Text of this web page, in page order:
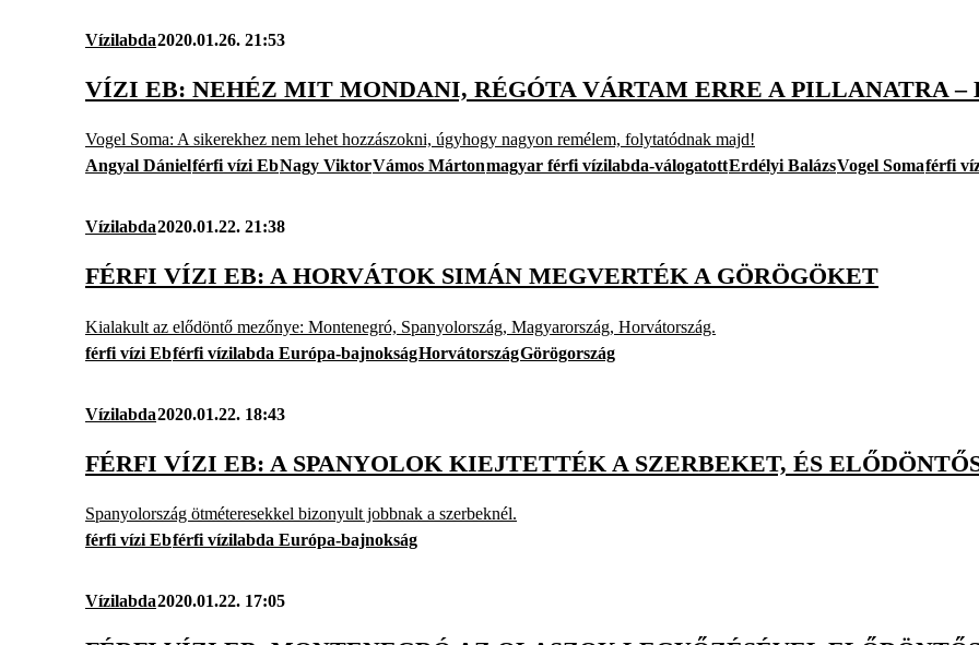
Vízilabda2020.01.26. 21:53
VÍZI EB: NEHÉZ MIT MONDANI, RÉGÓTA VÁRTAM ERRE A PILLANATRA –
Vogel Soma: A sikerekhez nem lehet hozzászokni, úgyhogy nagyon remélem, folytatódnak majd!
Angyal Dánielférfi vízi EbNagy ViktorVámos Mártonmagyar férfi vízilabda-válogatottErdélyi BalázsVogel Somaférfi
Vízilabda2020.01.22. 21:38
FÉRFI VÍZI EB: A HORVÁTOK SIMÁN MEGVERTÉK A GÖRÖGÖKET
Kialakult az elődöntő mezőnye: Montenegró, Spanyolország, Magyarország, Horvátország.
férfi vízi Ebférfi vízilabda Európa-bajnokságHorvátországGörögország
Vízilabda2020.01.22. 18:43
FÉRFI VÍZI EB: A SPANYOLOK KIEJTETTÉK A SZERBEKET, ÉS
Spanyolország ötméteresekkel bizonyult jobbnak a szerbeknél.
férfi vízi Ebférfi vízilabda Európa-bajnokság
Vízilabda2020.01.22. 17:05